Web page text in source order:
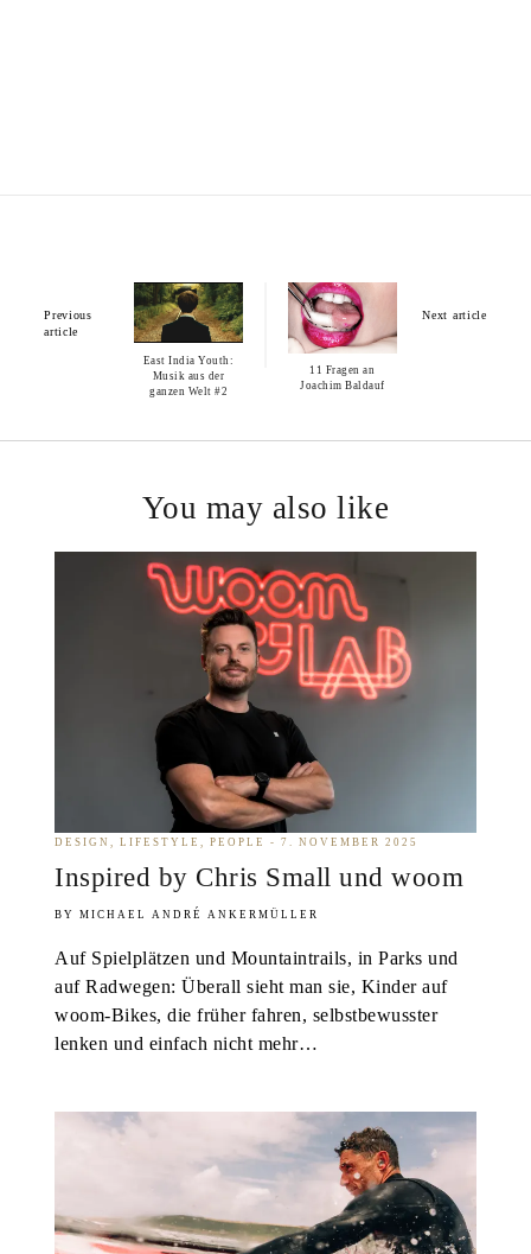
Previous
article
East India Youth:
Musik aus der
ganzen Welt #2
Next article
11 Fragen an
Joachim Baldauf
You may also like
DESIGN LIFESTYLE PEOPLE 7. NOVEMBER 2025
Inspired by Chris Small und woom
MICHAEL ANDRÉ ANKERMÜLLER
Auf Spielplätzen und Mountaintrails, in Parks und
auf Radwegen: Überall sieht man sie, Kinder auf
woom-Bikes, die früher fahren, selbstbewusster
lenken und einfach nicht mehr…